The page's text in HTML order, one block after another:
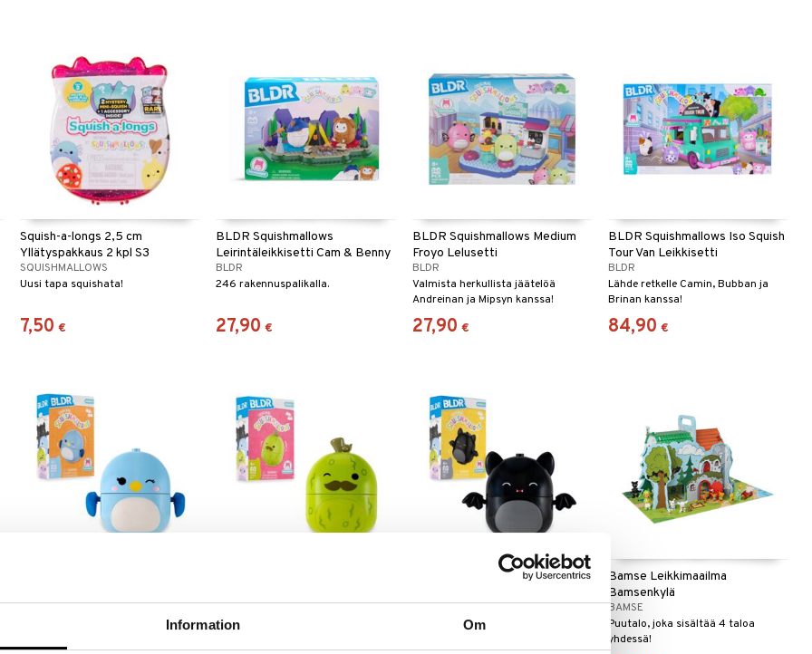
Information Om
Squish-a-longs 2,5 cm
Yllätyspakkaus 2 kpl S3
SQUISHMALLOWS
Uusi tapa squishata!
7,50 €
BLDR Squishmallows
Leirintäleikkisetti Cam & Benny
BLDR
246 rakennuspalikalla.
27,90 €
BLDR Squishmallows Medium
Froyo Lelusetti
BLDR
Valmista herkullista jäätelöä
Andreinan ja Mipsyn kanssa!
27,90 €
BLDR Squishmallows Iso Squish
Tour Van Leikkisetti
BLDR
Lähde retkelle Camin, Bubban ja
Brinan kanssa!
84,90 €
BLDR
Rakenna oma Squishmallows-
BLDR
Rakenna oma Squishmallows-
BLDR Squishmallows
BLDR
Rakenna oma Squishmallows-
Bamse Leikkimaailma
Bamsenkylä
BAMSE
Puutalo, joka sisältää 4 taloa
yhdessä!